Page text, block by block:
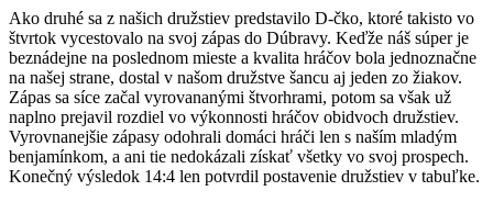
Ako druhé sa z našich družstiev predstavilo D-čko, ktoré takisto vo
štvrtok vycestovalo na svoj zápas do Dúbravy. Keďže náš súper je
beznádejne na poslednom mieste a kvalita hráčov bola jednoznačne
na našej strane, dostal v našom družstve šancu aj jeden zo žiakov.
Zápas sa síce začal vyrovananými štvorhrami, potom sa však už
naplno prejavil rozdiel vo výkonnosti hráčov obidvoch družstiev.
Vyrovnanejšie zápasy odohrali domáci hráči len s naším mladým
benjamínkom, a ani tie nedokázali získať všetky vo svoj prospech.
Konečný výsledok 14:4 len potvrdil postavenie družstiev v tabuľke.